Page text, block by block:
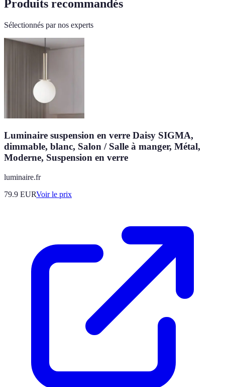
Produits recommandés
Sélectionnés par nos experts
Luminaire suspension en verre Daisy SIGMA,
dimmable, blanc, Salon / Salle à manger, Métal,
Moderne, Suspension en verre
luminaire.fr
79.9 EURVoir le prix